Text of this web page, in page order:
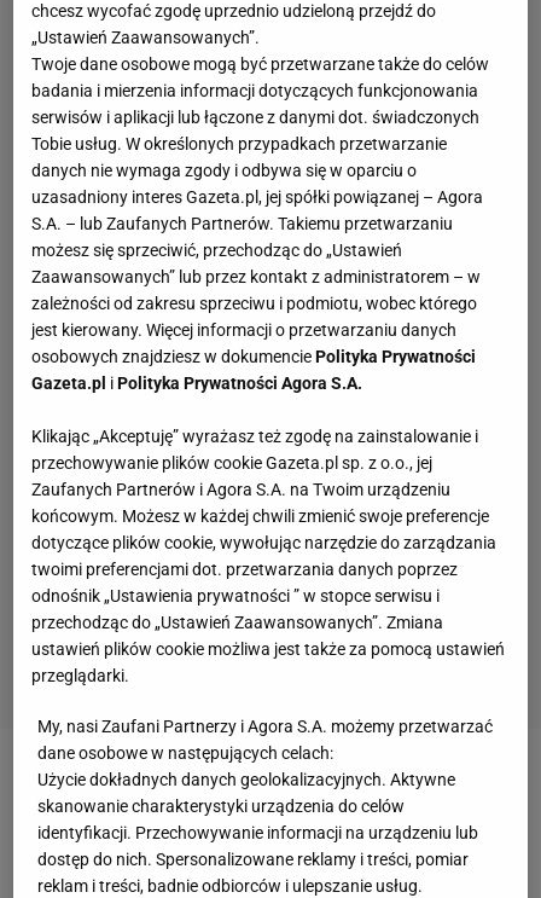
Uwielbiasz góry, wysokie szczyty i długie wędrówki
górskimi szlakami? Podoba ci się moda góralska i
wnętrza urządzone w tym stylu? Nie musisz ruszać
się z domu, aby poczuć się niczym w górskim
chcesz wycofać zgodę uprzednio udzieloną przejdź do
„Ustawień Zaawansowanych”.
Twoje dane osobowe mogą być przetwarzane także do celów
badania i mierzenia informacji dotyczących funkcjonowania
serwisów i aplikacji lub łączone z danymi dot. świadczonych
Tobie usług. W określonych przypadkach przetwarzanie
danych nie wymaga zgody i odbywa się w oparciu o
uzasadniony interes Gazeta.pl, jej spółki powiązanej – Agora
S.A. – lub Zaufanych Partnerów. Takiemu przetwarzaniu
możesz się sprzeciwić, przechodząc do „Ustawień
Zaawansowanych” lub przez kontakt z administratorem – w
zależności od zakresu sprzeciwu i podmiotu, wobec którego
jest kierowany. Więcej informacji o przetwarzaniu danych
osobowych znajdziesz w dokumenciePolityka Prywatności
Gazeta.pl iPolityka Prywatności Agora S.A.
Klikając „Akceptuję” wyrażasz też zgodę na zainstalowanie i
przechowywanie plików cookie Gazeta.pl sp. z o.o., jej
Zaufanych Partnerów i Agora S.A. na Twoim urządzeniu
końcowym. Możesz w każdej chwili zmienić swoje preferencje
dotyczące plików cookie, wywołując narzędzie do zarządzania
twoimi preferencjami dot. przetwarzania danych poprzez
odnośnik „Ustawienia prywatności ” w stopce serwisu i
przechodząc do „Ustawień Zaawansowanych”. Zmiana
ustawień plików cookie możliwa jest także za pomocą ustawień
przeglądarki.
My, nasi Zaufani Partnerzy i Agora S.A. możemy przetwarzać
dane osobowe w następujących celach:
Użycie dokładnych danych geolokalizacyjnych. Aktywne
skanowanie charakterystyki urządzenia do celów
identyfikacji. Przechowywanie informacji na urządzeniu lub
dostęp do nich. Spersonalizowane reklamy i treści, pomiar
reklam i treści, badnie odbiorców i ulepszanie usług.